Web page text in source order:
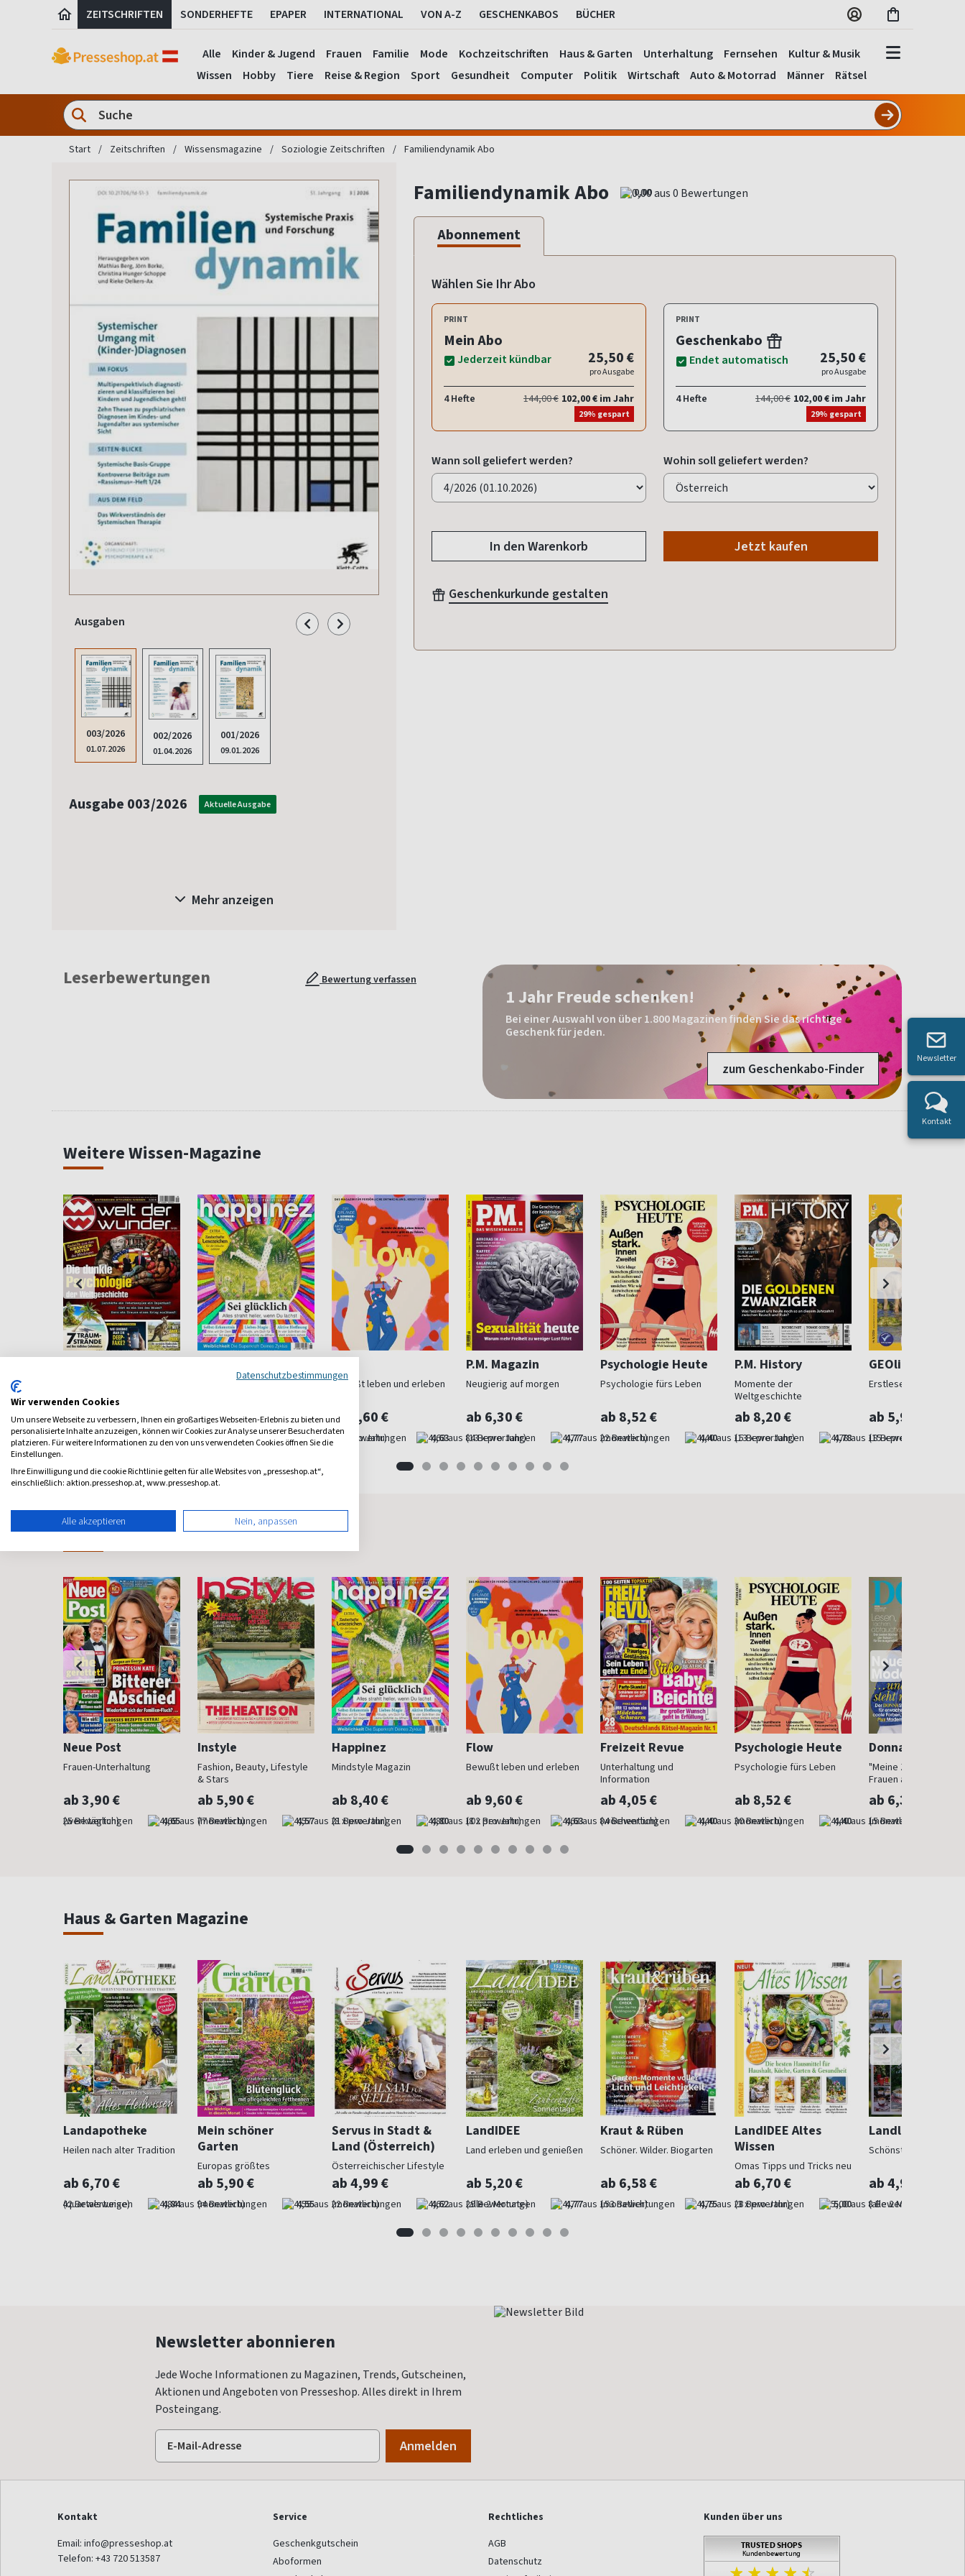
ZEITSCHRIFTEN SONDERHEFTE EPAPER INTERNATIONAL VON A-Z GESCHENKABOS BÜCHER
Alle Kinder & Jugend Frauen Familie Mode Kochzeitschriften Haus & Garten Unterhaltung Fernsehen
Kultur & Musik
Wissen
Hobby Tiere Reise & Region Sport Gesundheit Computer Politik Wirtschaft Auto & Motorrad Männer Rätsel
Start Zeitschriften Wissensmagazine Soziologie Zeitschriften Familiendynamik Abo
Ausgaben
003/2026
01.07.2026
002/2026
01.04.2026
001/2026
09.01.2026
Ausgabe 003/2026 Aktuelle Ausgabe
Mehr anzeigen
Familiendynamik Abo 0,00
Abonnement
Wählen Sie Ihr Abo
PRINT
Mein Abo
Jederzeit kündbar 25,50 €
pro Ausgabe
4 Hefte 144,00 € 102,00 € im Jahr
29% gespart
PRINT
Geschenkabo
Endet automatisch 25,50 €
pro Ausgabe
4 Hefte 144,00 € 102,00 € im Jahr
29% gespart
Wann soll geliefert werden? Wohin soll geliefert werden?
In den Warenkorb Jetzt kaufen
Geschenkurkunde gestalten
Leserbewertungen Bewertung verfassen
1 Jahr Freude schenken!
Bei einer Auswahl von über 1.800 Magazinen finden Sie das richtige
Geschenk für jeden.
zum Geschenkabo-Finder
Weitere Wissen-Magazine
4,51
ab 6,10 €
(monatlich) 4,68
Mindstyle Magazin
ab 8,40 €
(8 x pro Jahr) 4,80
Bewußt leben und erleben
ab 9,60 €
(8 x pro Jahr) 4,63
P.M. Magazin
Neugierig auf morgen
ab 6,30 €
(13 x pro Jahr) 4,77
Psychologie Heute
Psychologie fürs Leben
ab 8,52 €
(monatlich) 4,40
P.M. History
Momente der
Weltgeschichte
ab 8,20 €
(13 x pro Jahr) 4,78
GEOlino Mini
Erstleser ab 5
ab 5,90 €
(15 x pro Jahr)
Frauenzeitschriften
Neue Post
Frauen-Unterhaltung
ab 3,90 €
(werktäglich) 4,65
Instyle
Fashion, Beauty, Lifestyle
& Stars
ab 5,90 €
(monatlich) 4,57
Happinez
Mindstyle Magazin
ab 8,40 €
(8 x pro Jahr) 4,80
Flow
Bewußt leben und erleben
ab 9,60 €
(8 x pro Jahr) 4,63
Freizeit Revue
Unterhaltung und
Information
ab 4,05 €
(wöchentlich) 4,40
Psychologie Heute
Psychologie fürs Leben
ab 8,52 €
(monatlich) 4,40
Donna
"Meine Zeit ist jetzt":
Frauen ab 40
ab 6,30 €
(monatlich)
Haus & Garten Magazine
Landapotheke
Heilen nach alter Tradition
ab 6,70 €
(quartalsweise) 4,84
Mein schöner
Garten
Europas größtes
Gartenmagazin
ab 5,90 €
(monatlich) 4,55
Servus in Stadt &
Land (Österreich)
Österreichischer Lifestyle
ab 4,99 €
(monatlich) 4,62
LandIDEE
Land erleben und genießen
ab 5,20 €
(alle 2 Monate) 4,77
Kraut & Rüben
Schöner. Wilder. Biogarten
ab 6,58 €
(monatlich) 4,75
LandIDEE Altes
Wissen
Omas Tipps und Tricks neu
entdeckt
ab 6,70 €
(3 x pro Jahr) 5,00
Landlust
Schönstes Landleben
ab 4,97 €
(alle 2 Monate)
Newsletter abonnieren
Jede Woche Informationen zu Magazinen, Trends, Gutscheinen,
Aktionen und Angeboten von Presseshop. Alles direkt in Ihrem
Posteingang.
Kontakt
Email: info@presseshop.at
Telefon: +43 720 513587
Service
Geschenkgutschein
Aboformen
Rechtliches
AGB
Datenschutz
Kunden über uns
Newsletter
Kontakt
Datenschutzbestimmungen
Wir verwenden Cookies
Um unsere Webseite zu verbessern, Ihnen ein großartiges Webseiten-Erlebnis zu bieten und
personalisierte Inhalte anzuzeigen, können wir Cookies zur Analyse unserer Besucherdaten
platzieren. Für weitere Informationen zu den von uns verwendeten Cookies öffnen Sie die
Einstellungen.
Ihre Einwilligung und die cookie Richtlinie gelten für alle Websites von „presseshop.at“,
einschließlich: aktion.presseshop.at, www.presseshop.at.
Alle akzeptieren Nein, anpassen